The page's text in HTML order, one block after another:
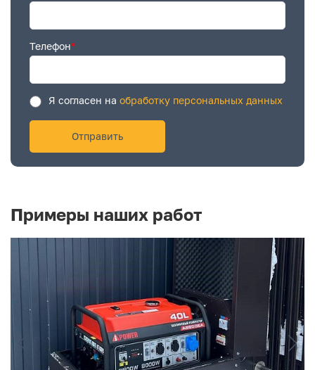
Телефон*
Я согласен на обработку персональных данных
Примеры наших работ